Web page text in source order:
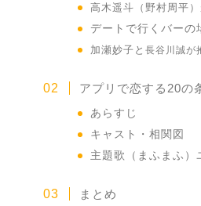
高木遥斗（野村周平
デートで行くバーの
加瀬妙子と 長谷川誠が
アプリで恋する20の
あらすじ
キャスト・相関図
主題歌（まふまふ）
まとめ